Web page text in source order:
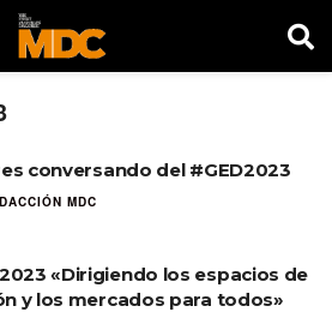
conversando del #GED2023
MDC
«Dirigiendo los espacios de
y los mercados para todos»